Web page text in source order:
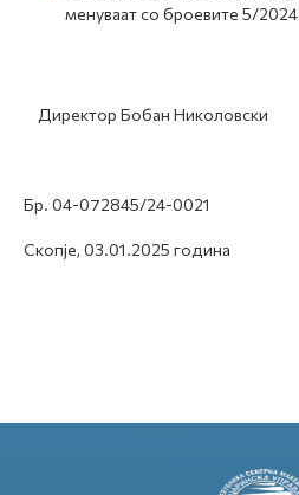
менуваат со броевите 5/
Директор Бобан Николовски
Бр. 04-072845/24-0021
Скопје, 03.01.2025 година